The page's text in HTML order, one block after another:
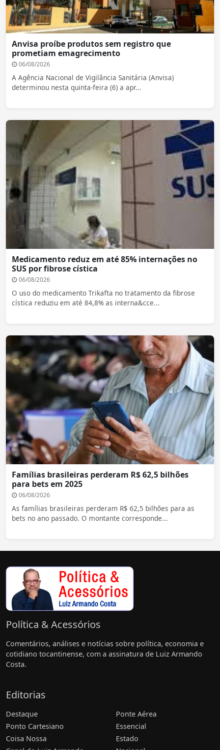
Anvisa proíbe produtos sem registro que
prometiam emagrecimento
06/08/2026
A Agência Nacional de Vigilância Sanitária (Anvisa)
determinou nesta quinta-feira (6) a apr...
Medicamento reduz em até 85% internações no
SUS por fibrose cística
06/08/2026
O uso do medicamento Trikafta no tratamento da fibrose
cística reduziu em até 84,8% as interna&cce...
Famílias brasileiras perderam R$ 62,5 bilhões
para bets em 2025
06/08/2026
As famílias brasileiras perderam R$ 62,5 bilhões para as
bets no ano passado. O montante corresponde...
Política & Acessórios
Comentários, análises e notícias sobre política, economia e
cotidiano tocantinense, com a assinatura de Luiz Armando
Costa.
Editorias
Destaque
Ponto Cartesiano
Coisa Nossa
Ponte Aérea
Essencial
Estado